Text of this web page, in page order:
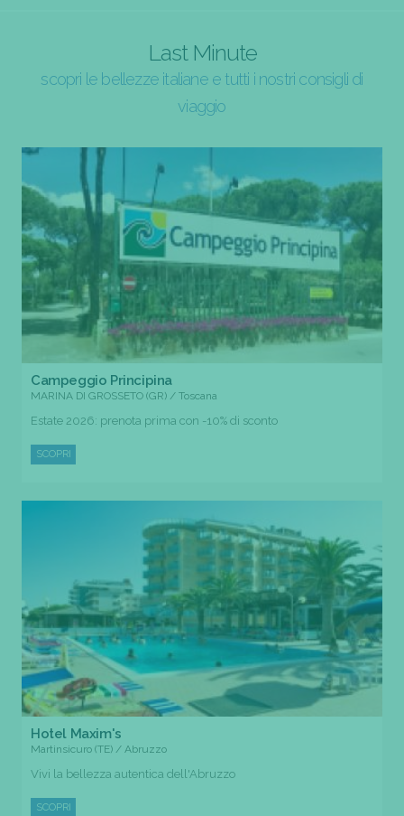
Last Minute
scopri le bellezze italiane e tutti i nostri consigli di
viaggio
Campeggio Principina
MARINA DI GROSSETO (GR) / Toscana
Estate 2026: prenota prima con -10% di sconto
SCOPRI
Hotel Maxim's
Martinsicuro (TE) / Abruzzo
Vivi la bellezza autentica dell'Abruzzo
SCOPRI